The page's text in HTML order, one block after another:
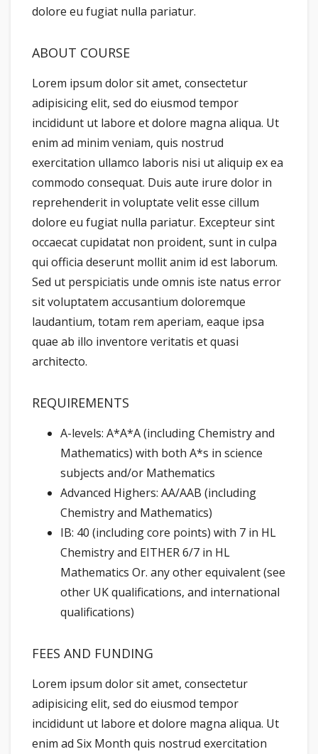
dolore eu fugiat nulla pariatur.
ABOUT COURSE
Lorem ipsum dolor sit amet, consectetur
adipisicing elit, sed do eiusmod tempor
incididunt ut labore et dolore magna aliqua. Ut
enim ad minim veniam, quis nostrud
exercitation ullamco laboris nisi ut aliquip ex ea
commodo consequat. Duis aute irure dolor in
reprehenderit in voluptate velit esse cillum
dolore eu fugiat nulla pariatur. Excepteur sint
occaecat cupidatat non proident, sunt in culpa
qui officia deserunt mollit anim id est laborum.
Sed ut perspiciatis unde omnis iste natus error
sit voluptatem accusantium doloremque
laudantium, totam rem aperiam, eaque ipsa
quae ab illo inventore veritatis et quasi
architecto.
REQUIREMENTS
A-levels: A*A*A (including Chemistry and
Mathematics) with both A*s in science
subjects and/or Mathematics
Advanced Highers: AA/AAB (including
Chemistry and Mathematics)
IB: 40 (including core points) with 7 in HL
Chemistry and EITHER 6/7 in HL
Mathematics Or. any other equivalent (see
other UK qualifications, and international
qualifications)
FEES AND FUNDING
Lorem ipsum dolor sit amet, consectetur
adipisicing elit, sed do eiusmod tempor
incididunt ut labore et dolore magna aliqua. Ut
enim ad Six Month quis nostrud exercitation